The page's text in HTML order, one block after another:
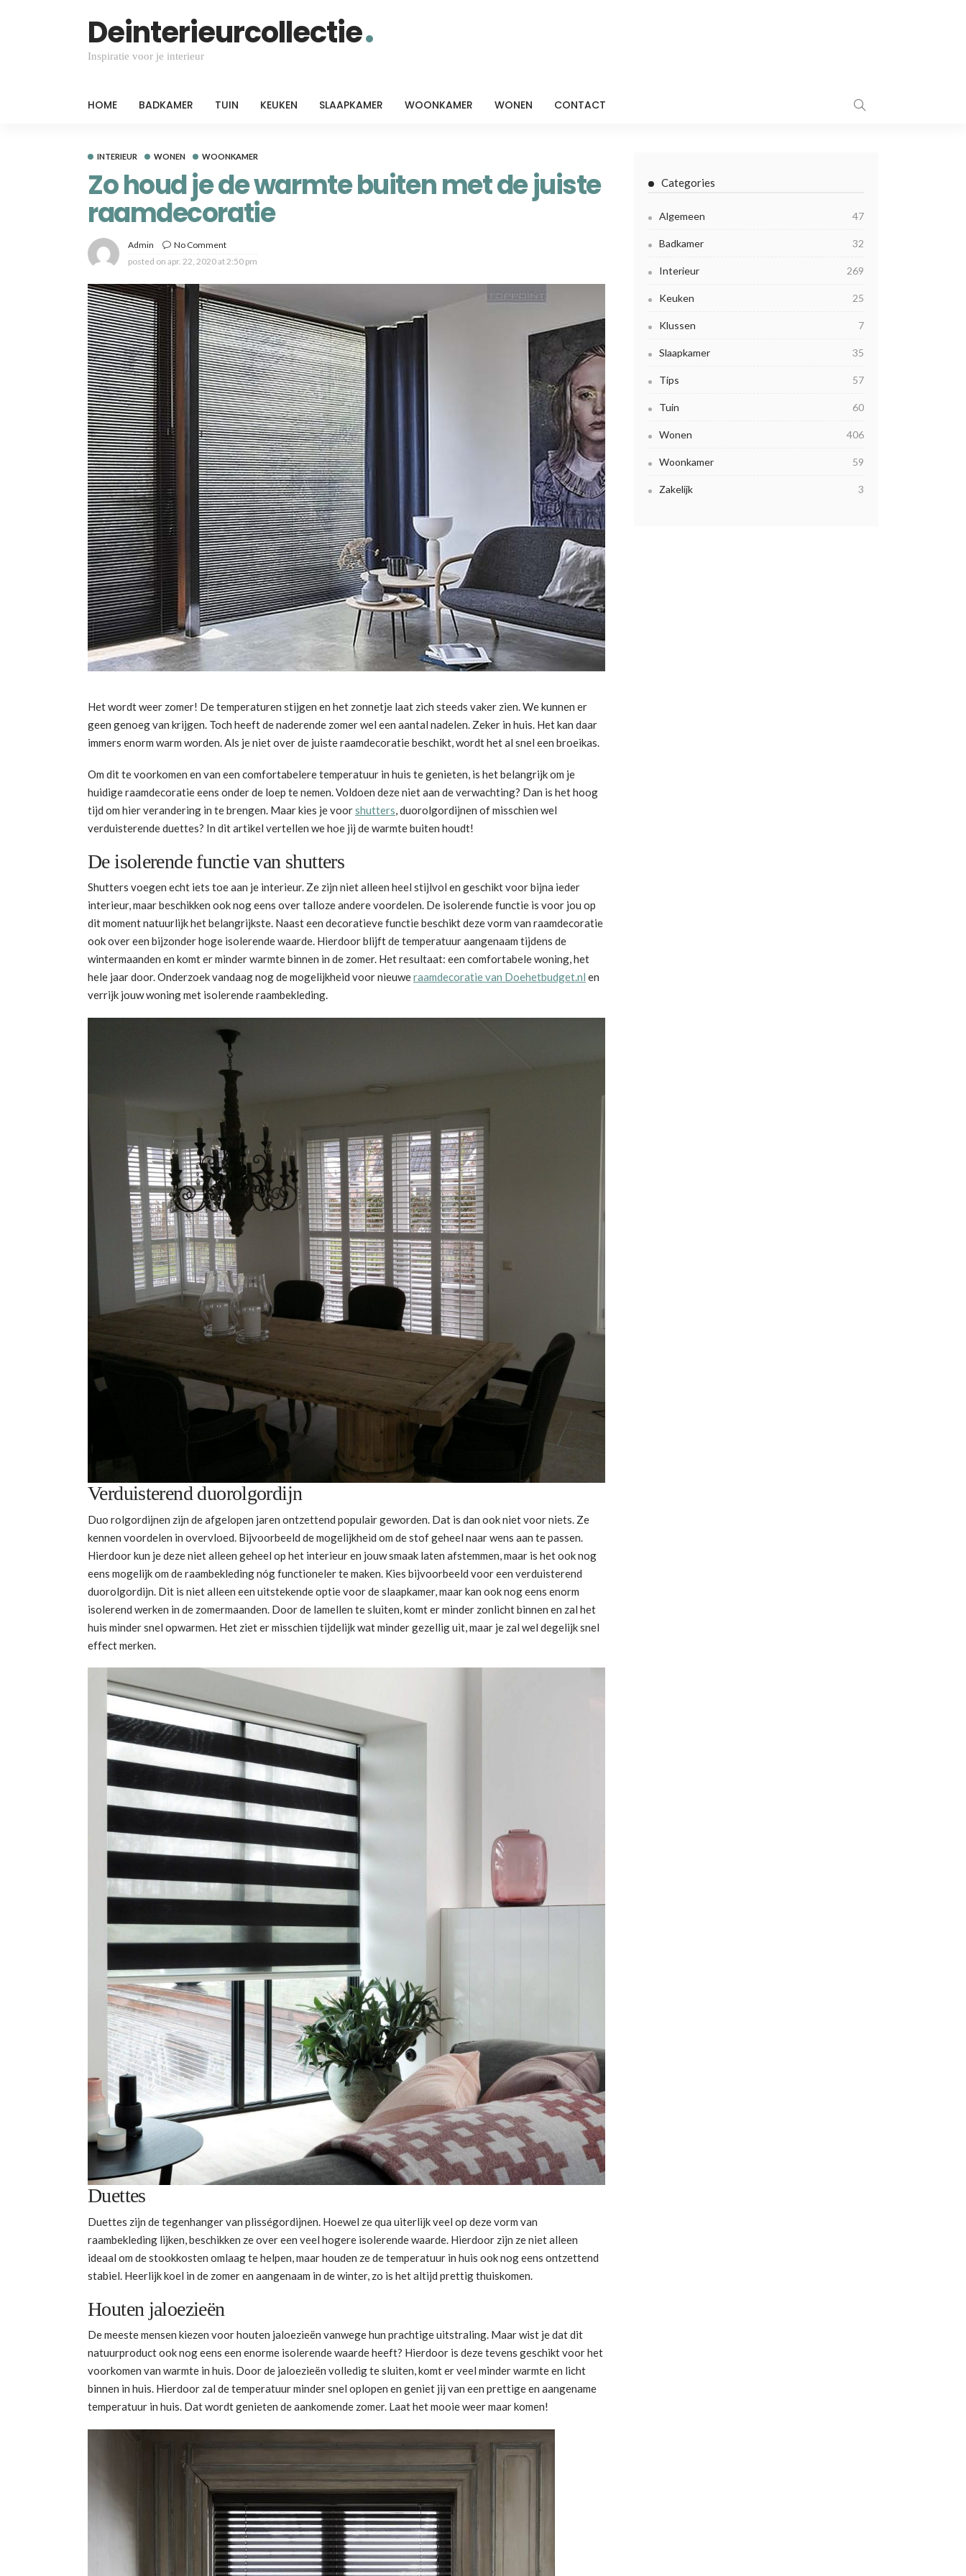
Deinterieurcollectie
Inspiratie voor je interieur
HOME BADKAMER TUIN KEUKEN SLAAPKAMER WOONKAMER WONEN CONTACT
INTERIEUR WONEN WOONKAMER
Zo houd je de warmte buiten met de juiste
raamdecoratie
Admin
No Comment
posted on apr. 22, 2020 at 2:50 pm
Het wordt weer zomer! De temperaturen stijgen en het zonnetje laat zich steeds vaker zien. We kunnen er
geen genoeg van krijgen. Toch heeft de naderende zomer wel een aantal nadelen. Zeker in huis. Het kan daar
immers enorm warm worden. Als je niet over de juiste raamdecoratie beschikt, wordt het al snel een broeikas.
Om dit te voorkomen en van een comfortabelere temperatuur in huis te genieten, is het belangrijk om je
huidige raamdecoratie eens onder de loep te nemen. Voldoen deze niet aan de verwachting? Dan is het hoog
tijd om hier verandering in te brengen. Maar kies je voorshutters, duorolgordijnen of misschien wel
verduisterende duettes? In dit artikel vertellen we hoe jij de warmte buiten houdt!
De isolerende functie van shutters
Shutters voegen echt iets toe aan je interieur. Ze zijn niet alleen heel stijlvol en geschikt voor bijna ieder
interieur, maar beschikken ook nog eens over talloze andere voordelen. De isolerende functie is voor jou op
dit moment natuurlijk het belangrijkste. Naast een decoratieve functie beschikt deze vorm van raamdecoratie
ook over een bijzonder hoge isolerende waarde. Hierdoor blijft de temperatuur aangenaam tijdens de
wintermaanden en komt er minder warmte binnen in de zomer. Het resultaat: een comfortabele woning, het
hele jaar door. Onderzoek vandaag nog de mogelijkheid voor nieuweraamdecoratie van Doehetbudget.nl en
verrijk jouw woning met isolerende raambekleding.
Verduisterend duorolgordijn
Duo rolgordijnen zijn de afgelopen jaren ontzettend populair geworden. Dat is dan ook niet voor niets. Ze
kennen voordelen in overvloed. Bijvoorbeeld de mogelijkheid om de stof geheel naar wens aan te passen.
Hierdoor kun je deze niet alleen geheel op het interieur en jouw smaak laten afstemmen, maar is het ook nog
eens mogelijk om de raambekleding nóg functioneler te maken. Kies bijvoorbeeld voor een verduisterend
duorolgordijn. Dit is niet alleen een uitstekende optie voor de slaapkamer, maar kan ook nog eens enorm
isolerend werken in de zomermaanden. Door de lamellen te sluiten, komt er minder zonlicht binnen en zal het
huis minder snel opwarmen. Het ziet er misschien tijdelijk wat minder gezellig uit, maar je zal wel degelijk snel
effect merken.
Duettes
Duettes zijn de tegenhanger van plisségordijnen. Hoewel ze qua uiterlijk veel op deze vorm van
raambekleding lijken, beschikken ze over een veel hogere isolerende waarde. Hierdoor zijn ze niet alleen
ideaal om de stookkosten omlaag te helpen, maar houden ze de temperatuur in huis ook nog eens ontzettend
stabiel. Heerlijk koel in de zomer en aangenaam in de winter, zo is het altijd prettig thuiskomen.
Houten jaloezieën
De meeste mensen kiezen voor houten jaloezieën vanwege hun prachtige uitstraling. Maar wist je dat dit
natuurproduct ook nog eens een enorme isolerende waarde heeft? Hierdoor is deze tevens geschikt voor het
voorkomen van warmte in huis. Door de jaloezieën volledig te sluiten, komt er veel minder warmte en licht
binnen in huis. Hierdoor zal de temperatuur minder snel oplopen en geniet jij van een prettige en aangename
temperatuur in huis. Dat wordt genieten de aankomende zomer. Laat het mooie weer maar komen!
Categories
Algemeen 47
Badkamer 32
Interieur 269
Keuken 25
Klussen 7
Slaapkamer 35
Tips 57
Tuin 60
Wonen 406
Woonkamer 59
Zakelijk 3